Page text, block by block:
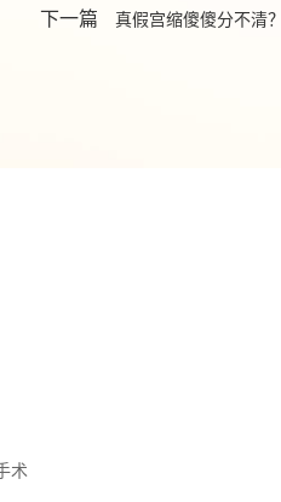
下一篇 真假宫缩傻傻分不清
术